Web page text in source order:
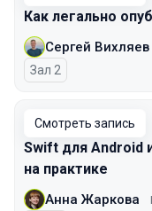
Как легально
Сергей Вихляев
Зал 2
Смотреть запись
Swift для Android
на практике
Анна Жаркова